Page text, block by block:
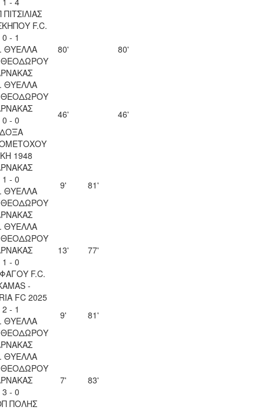
F.C.
0 - 1
ΘΥΕΛΛΑ
ΘΕΟΔΩΡΟΥ
80' 80'
ΘΥΕΛΛΑ
ΘΕΟΔΩΡΟΥ
0 - 0
46' 46'
1948
1 - 0
ΘΥΕΛΛΑ
ΘΕΟΔΩΡΟΥ
9' 81'
ΘΥΕΛΛΑ
ΘΕΟΔΩΡΟΥ
1 - 0
F.C.
13' 77'
-
FC 2025
2 - 1
ΘΥΕΛΛΑ
ΘΕΟΔΩΡΟΥ
9' 81'
ΘΥΕΛΛΑ
ΘΕΟΔΩΡΟΥ
3 - 0
ΠΟΛΗΣ
7' 83'